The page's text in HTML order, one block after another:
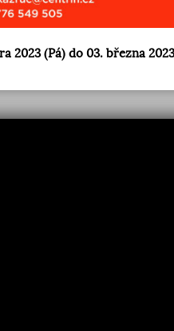
2023 (Pá) do 03. března